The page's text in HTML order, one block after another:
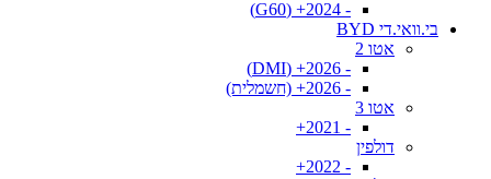
- 2024+ (G60)
בי.וואי.די BYD
אטו 2
- 2026+ (DMI)
- 2026+ (חשמלית)
אטו 3
- 2021+
דולפין
- 2022+